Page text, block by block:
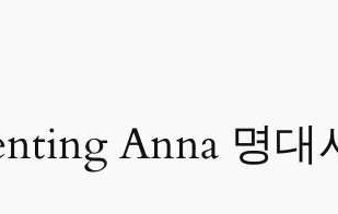
Anna 명대